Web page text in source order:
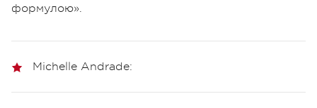
формулою».
Michelle Andrade: